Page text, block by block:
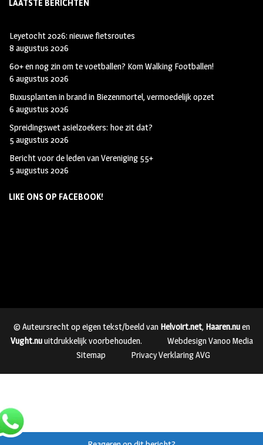
Leyetocht 2026: nieuwe fietsroutes
8 augustus 2026
60+ en nog zin om te voetballen? Kom Walking Footballen!
6 augustus 2026
Buxusplanten in brand in Biezenmortel, vermoedelijk opzet
6 augustus 2026
Spreidingswet asielzoekers: hoe zit dat?
5 augustus 2026
Bericht voor de leden van Vereniging 55+
5 augustus 2026
LIKE ONS OP FACEBOOK!
© Auteursrecht op eigen tekst/beeld van Helvoirt.net, Haaren.nuen
Vught.nuuitdrukkelijk voorbehouden.
Webdesign Vanoo Media
Sitemap
Privacy Verklaring AVG